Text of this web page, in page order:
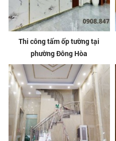
Thi công tấm ốp tường tại
phường Đông Hòa